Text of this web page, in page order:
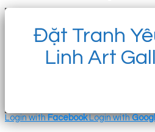
Đặt Tranh
Linh Art
Login withFacebook Login with